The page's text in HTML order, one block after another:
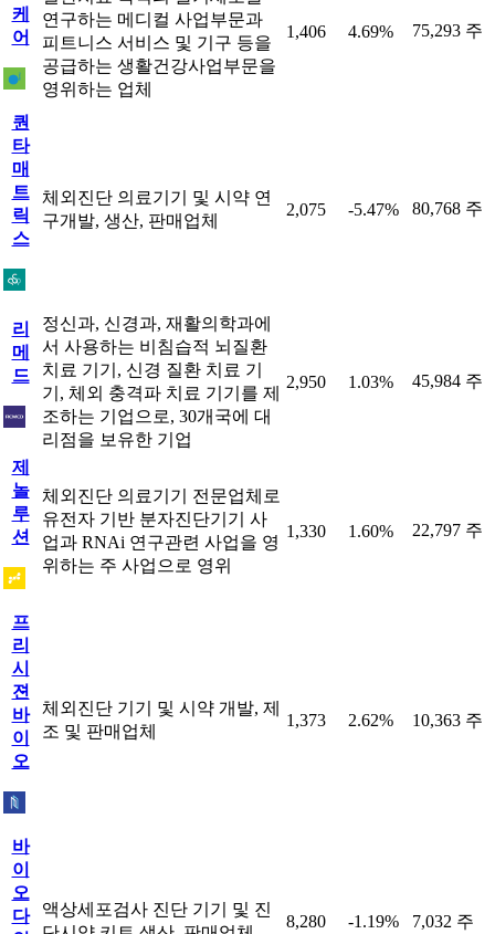
케
어
연구하는 메디컬 사업부문과
피트니스 서비스 및 기구 등을
공급하는 생활건강사업부문을
영위하는 업체
1,406 4.69% 75,293 주
퀀
타
매
트
릭
스
체외진단 의료기기 및 시약 연
구개발, 생산, 판매업체
2,075 -5.47% 80,768 주
리
메
드
정신과, 신경과, 재활의학과에
서 사용하는 비침습적 뇌질환
치료 기기, 신경 질환 치료 기
기, 체외 충격파 치료 기기를 제
조하는 기업으로, 30개국에 대
리점을 보유한 기업
2,950 1.03% 45,984 주
제
놀
루
션
체외진단 의료기기 전문업체로
유전자 기반 분자진단기기 사
업과 RNAi 연구관련 사업을 영
위하는 주 사업으로 영위
1,330 1.60% 22,797 주
프
리
시
젼
바
이
오
체외진단 기기 및 시약 개발, 제
조 및 판매업체
1,373 2.62% 10,363 주
바
이
오
다
액상세포검사 진단 기기 및 진
8,280 -1.19% 7,032 주